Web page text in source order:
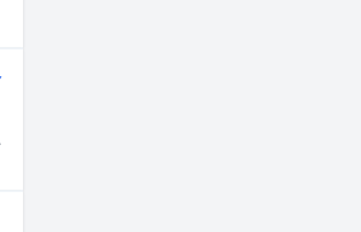
始動した。